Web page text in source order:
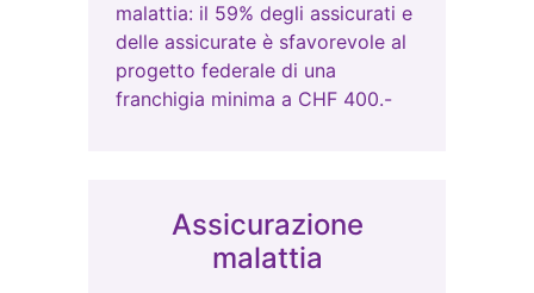
malattia: il 59% degli assicurati e
delle assicurate è sfavorevole al
progetto federale di una
franchigia minima a CHF 400.-
Assicurazione
malattia